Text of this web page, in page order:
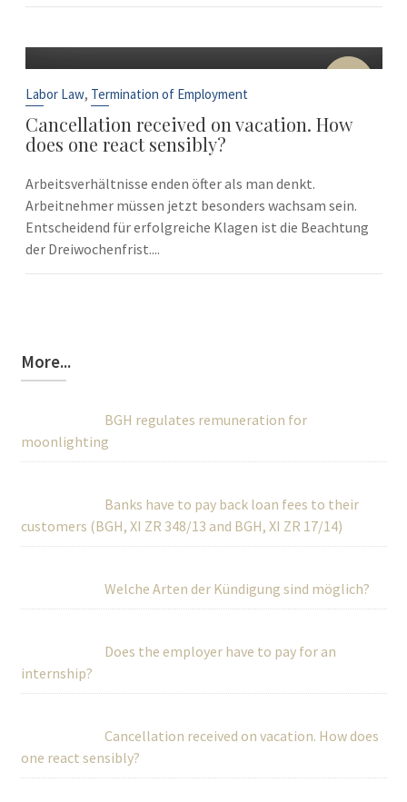
10
Labor Law, Termination of Employment
Cancellation received on vacation. How
does one react sensibly?
Arbeitsverhältnisse enden öfter als man denkt.
Arbeitnehmer müssen jetzt besonders wachsam sein.
Entscheidend für erfolgreiche Klagen ist die Beachtung
der Dreiwochenfrist....
More...
BGH regulates remuneration for
moonlighting
Banks have to pay back loan fees to their
customers (BGH, XI ZR 348/13 and BGH, XI ZR 17/14)
Welche Arten der Kündigung sind möglich?
Does the employer have to pay for an
internship?
Cancellation received on vacation. How does
one react sensibly?